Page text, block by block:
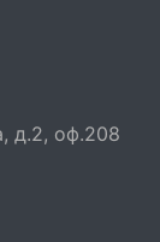
д.2, оф.208